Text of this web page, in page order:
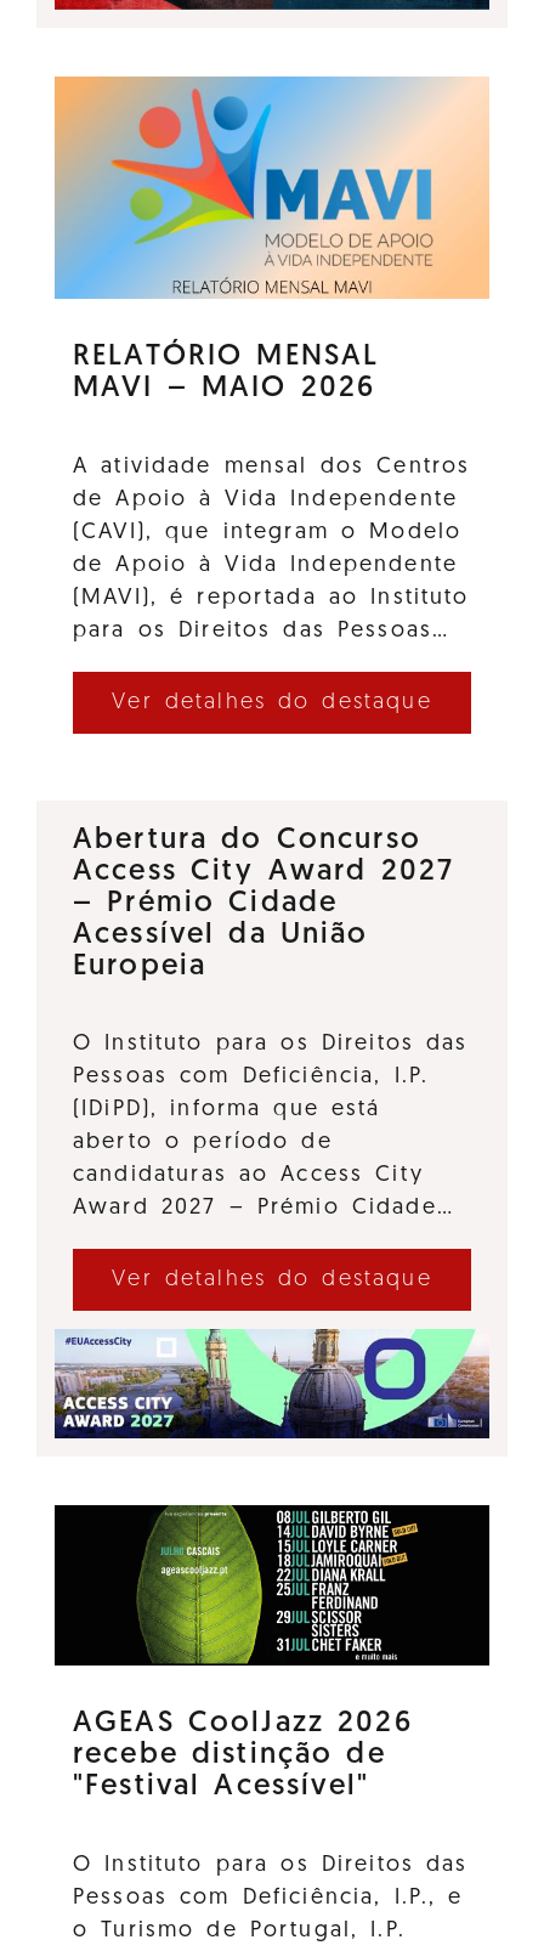
RELATÓRIO MENSAL
MAVI – MAIO 2026
A atividade mensal dos Centros
de Apoio à Vida Independente
(CAVI), que integram o Modelo
de Apoio à Vida Independente
(MAVI), é reportada ao Instituto
para os Direitos das Pessoas…
Ver detalhes do destaque
Abertura do Concurso
Access City Award 2027
– Prémio Cidade
Acessível da União
Europeia
O Instituto para os Direitos das
Pessoas com Deficiência, I.P.
(IDiPD), informa que está
aberto o período de
candidaturas ao Access City
Award 2027 – Prémio Cidade…
Ver detalhes do destaque
AGEAS CoolJazz 2026
recebe distinção de
"Festival Acessível"
O Instituto para os Direitos das
Pessoas com Deficiência, I.P., e
o Turismo de Portugal, I.P.